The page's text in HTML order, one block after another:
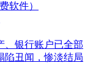
软件）
、银行账户已全部
陷丑闻，惨淡结局